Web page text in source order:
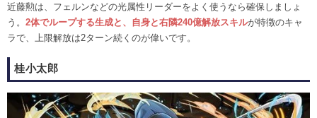
近藤勲は、フェルンなどの光属性リーダーをよく使うなら確保しましょ
う。 2体でループする生成と、自身と右隣240億解放スキルが特徴のキャ
ラで、上限解放は2ターン続くのが偉いです。
桂小太郎